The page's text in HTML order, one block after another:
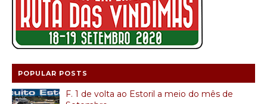
POPULAR POSTS
F. 1 de volta ao Estoril a meio do mês de